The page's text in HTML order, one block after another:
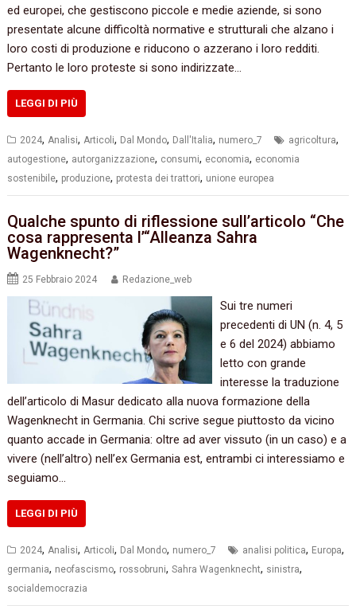
ed europei, che gestiscono piccole e medie aziende, si sono
presentate alcune difficoltà normative e strutturali che alzano i
loro costi di produzione e riducono o azzerano i loro redditi.
Pertanto le loro proteste si sono indirizzate…
LEGGI DI PIÙ
2024, Analisi, Articoli, Dal Mondo, Dall'Italia, numero_7 agricoltura,
autogestione, autorganizzazione, consumi, economia, economia
sostenibile, produzione, protesta dei trattori, unione europea
Qualche spunto di riflessione sull’articolo “Che
cosa rappresenta l’“Alleanza Sahra
Wagenknecht?”
25 Febbraio 2024 Redazione_web
Sui tre numeri
precedenti di UN (n. 4, 5
e 6 del 2024) abbiamo
letto con grande
interesse la traduzione
dell’articolo di Masur dedicato alla nuova formazione della
Wagenknecht in Germania. Chi scrive segue piuttosto da vicino
quanto accade in Germania: oltre ad aver vissuto (in un caso) e a
vivere (nell’altro) nell’ex Germania est, entrambi ci interessiamo e
seguiamo…
LEGGI DI PIÙ
2024,Analisi,Articoli, Dal Mondo, numero_7 analisi politica, Europa,
germania, neofascismo, rossobruni,Sahra Wagenknecht, sinistra,
socialdemocrazia